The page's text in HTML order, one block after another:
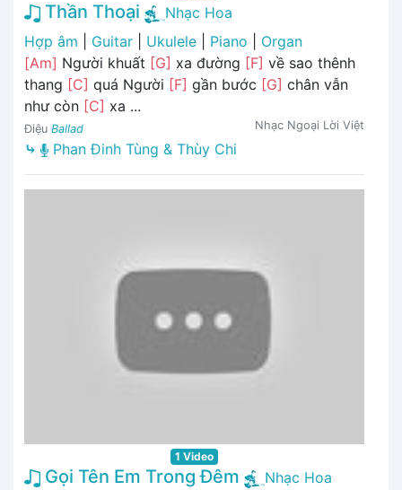
Thần Thoại
Nhạc Hoa
Hợp âm
Guitar Ukulele Piano
Organ
[Am] Người khuất [G] xa đường [F] về sao thênh
thang [C] quá Người [F] gần bước [G] chân vẫn
như còn [C] xa ...
Điệu Ballad Nhạc Ngoại Lời Việt
⤷ Phan Đinh Tùng & Thùy Chi
1 Video
Gọi Tên Em Trong Đêm Nhạc Hoa